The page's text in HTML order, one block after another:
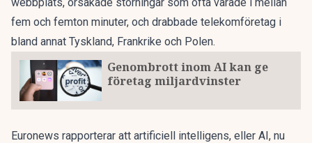
fem och femton minuter, och drabbade telekomföretag i
bland annat Tyskland, Frankrike och Polen.
Genombrott inom AI kan ge
företag miljardvinster
Euronews rapporterar att artificiell intelligens, eller AI, nu